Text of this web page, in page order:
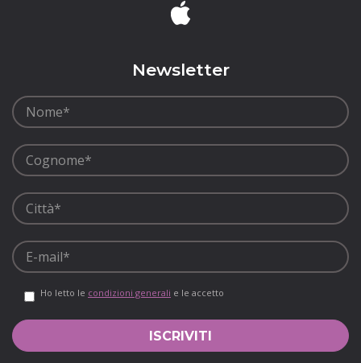
Newsletter
Ho letto le condizioni generali e le accetto